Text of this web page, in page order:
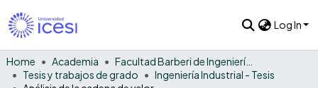
Log In
Home Academia
Facultad Barberi de Ingeniería, Diseño y Ciencias Aplicadas
Tesis y trabajos de grado
Ingeniería Industrial - Tesis